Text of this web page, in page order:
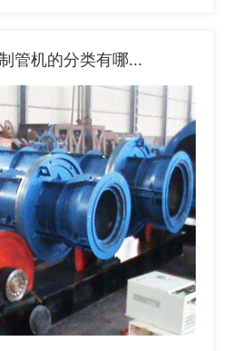
管机的分类有哪...